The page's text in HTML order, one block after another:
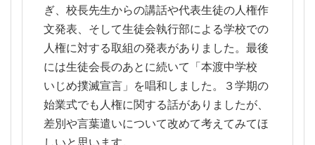
ぎ、校長先生からの講話や代表生徒の人権作
文発表、そして生徒会執行部による学校での
人権に対する取組の発表がありました。最後
には生徒会長のあとに続いて「本渡中学校
いじめ撲滅宣言」を唱和しました。３学期の
始業式でも人権に関する話がありましたが、
差別や言葉遣いについて改めて考えてみてほ
しいと思います。